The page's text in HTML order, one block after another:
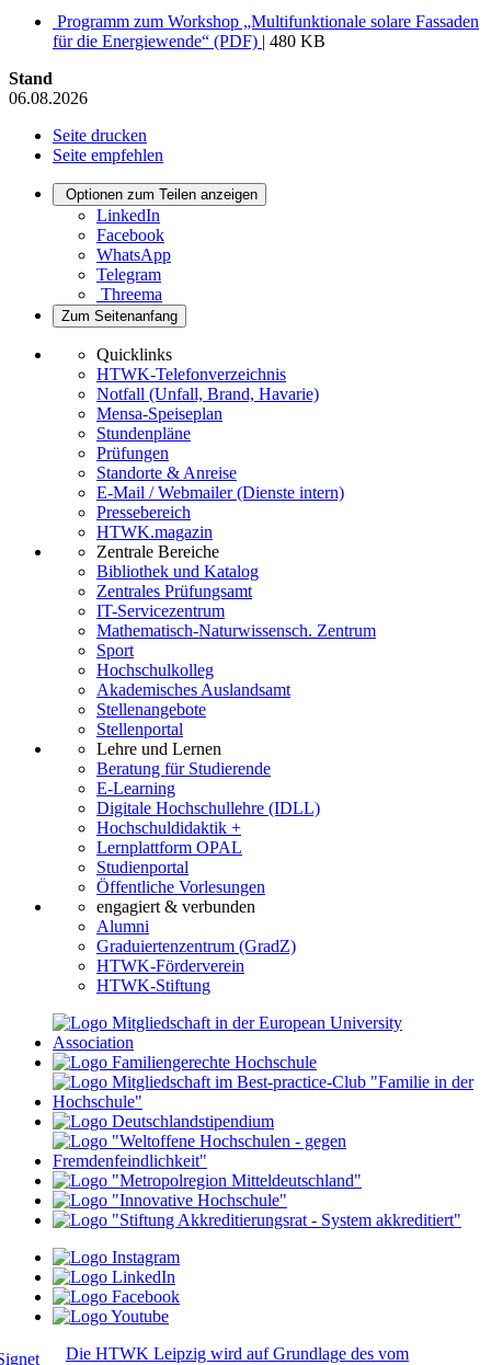
Programm zum Workshop „Multifunktionale solare Fassaden
für die Energiewende“ (PDF) | 480 KB
Stand
06.08.2026
Seite drucken
Seite empfehlen
Optionen zum Teilen anzeigen
LinkedIn
Facebook
WhatsApp
Telegram
Threema
Zum Seitenanfang
Quicklinks
HTWK-Telefonverzeichnis
Notfall (Unfall, Brand, Havarie)
Mensa-Speiseplan
Stundenpläne
Prüfungen
Standorte & Anreise
E-Mail / Webmailer (Dienste intern)
Pressebereich
HTWK.magazin
Zentrale Bereiche
Bibliothek und Katalog
Zentrales Prüfungsamt
IT-Servicezentrum
Mathematisch-Naturwissensch. Zentrum
Sport
Hochschulkolleg
Akademisches Auslandsamt
Stellenangebote
Stellenportal
Lehre und Lernen
Beratung für Studierende
E-Learning
Digitale Hochschullehre (IDLL)
Hochschuldidaktik +
Lernplattform OPAL
Studienportal
Öffentliche Vorlesungen
engagiert & verbunden
Alumni
Graduiertenzentrum (GradZ)
HTWK-Förderverein
HTWK-Stiftung
Die HTWK Leipzig wird auf Grundlage des vom